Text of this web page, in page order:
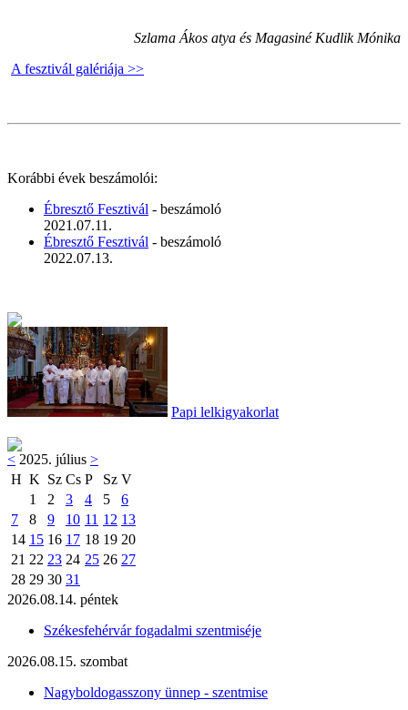
Szlama Ákos atya és Magasiné Kudlik Mónika
A fesztivál galériája >>
Korábbi évek beszámolói:
Ébresztő Fesztivál - beszámoló
2021.07.11.
Ébresztő Fesztivál - beszámoló
2022.07.13.
Papi lelkigyakorlat
< 2025. július >
H K Sz Cs P Sz V
1
2 3 4 5
6
7
8 9 10 11 12 13
14 15 16 17 18 19 20
21 22 23 24 25 26 27
28 29 30 31
2026.08.14. péntek
Székesfehérvár fogadalmi szentmiséje
2026.08.15. szombat
Nagyboldogasszony ünnep - szentmise